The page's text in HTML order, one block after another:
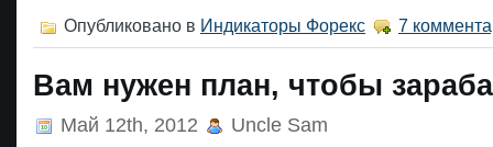
Опубликовано в Индикаторы Форекс 7
Вам нужен план, чтобы
Май 12th, 2012 Uncle Sam